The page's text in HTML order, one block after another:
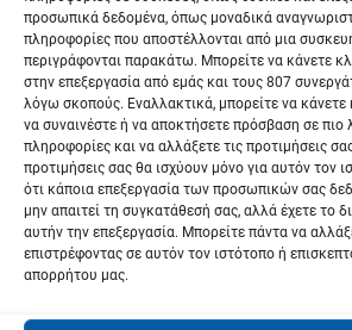
προσωπικά δεδομένα, όπως μοναδικά
πληροφορίες που αποστέλλονται από μια
περιγράφονται παρακάτω. Μπορείτε να κάνετε
στην επεξεργασία από εμάς και τους 807
λόγω σκοπούς. Εναλλακτικά, μπορείτε να κάνετε
να συναινέστε ή να αποκτήσετε πρόσβαση σε πιο
πληροφορίες και να αλλάξετε τις προτιμήσεις
προτιμήσεις σας θα ισχύουν μόνο για αυτόν τον
ότι κάποια επεξεργασία των προσωπικών σας
μην απαιτεί τη συγκατάθεσή σας, αλλά έχετε το
αυτήν την επεξεργασία. Μπορείτε πάντα να
επιστρέφοντας σε αυτόν τον ιστότοπο ή
απορρήτου μας.